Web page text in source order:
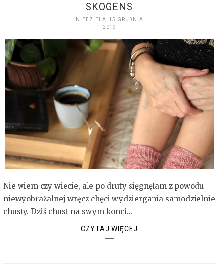
SKOGENS
NIEDZIELA, 15 GRUDNIA
2019
Nie wiem czy wiecie, ale po druty sięgnęłam z powodu
niewyobrażalnej wręcz chęci wydziergania samodzielnie
chusty. Dziś chust na swym konci...
CZYTAJ WIĘCEJ